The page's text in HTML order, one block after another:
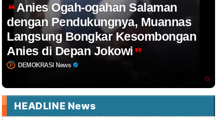
Anies Ogah-ogahan Salaman
dengan Pendukungnya, Muannas
Langsung Bongkar Kesombongan
Anies di Depan Jokowi
DEMOKRASI News
HEADLINE News